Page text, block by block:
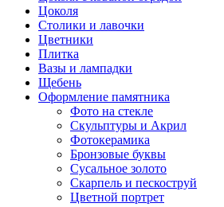
Цоколя
Столики и лавочки
Цветники
Плитка
Вазы и лампадки
Щебень
Оформление памятника
Фото на стекле
Скульптуры и Акрил
Фотокерамика
Бронзовые буквы
Сусальное золото
Скарпель и пескоструй
Цветной портрет